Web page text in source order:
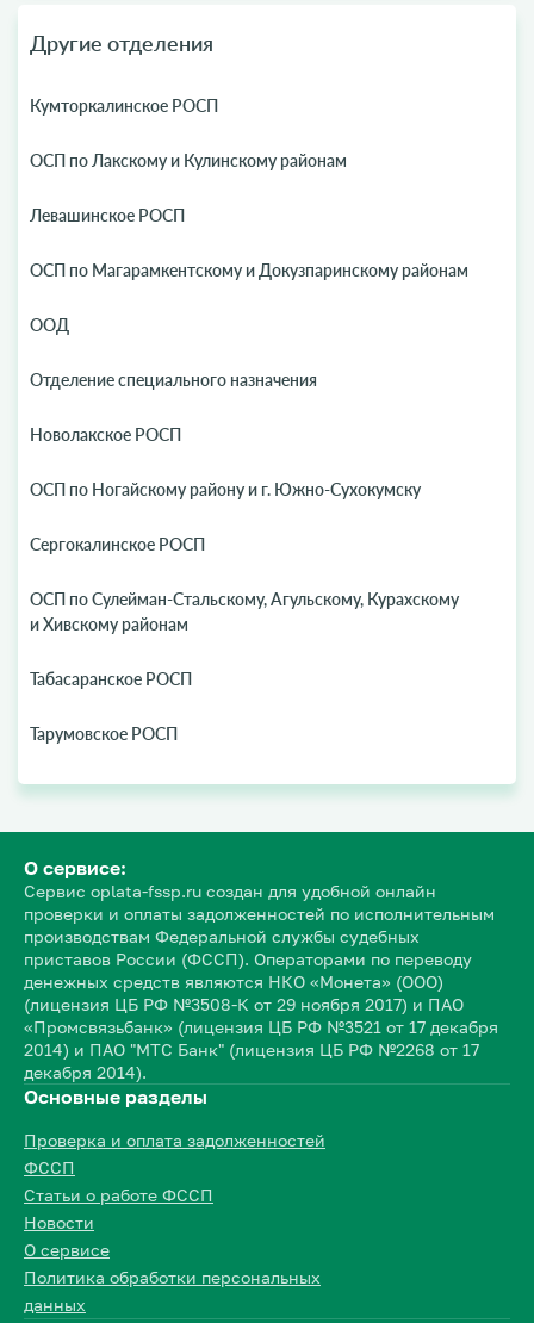
Другие отделения
Кумторкалинское РОСП
ОСП по Лакскому и Кулинскому районам
Левашинское РОСП
ОСП по Магарамкентскому и Докузпаринскому районам
ООД
Отделение специального назначения
Новолакское РОСП
ОСП по Ногайскому району и г. Южно-Сухокумску
Сергокалинское РОСП
ОСП по Сулейман-Стальскому, Агульскому, Курахскому
и Хивскому районам
Табасаранское РОСП
Тарумовское РОСП
О сервисе:
Сервис oplata-fssp.ru создан для удобной онлайн
проверки и оплаты задолженностей по исполнительным
производствам Федеральной службы судебных
приставов России (ФССП). Операторами по переводу
денежных средств являются НКО «Монета» (ООО)
(лицензия ЦБ РФ №3508-К от 29 ноября 2017) и ПАО
«Промсвязьбанк» (лицензия ЦБ РФ №3521 от 17 декабря
2014) и ПАО "МТС Банк" (лицензия ЦБ РФ №2268 от 17
декабря 2014).
Основные разделы
Проверка и оплата задолженностей
ФССП
Статьи о работе ФССП
Новости
О сервисе
Политика обработки персональных
данных